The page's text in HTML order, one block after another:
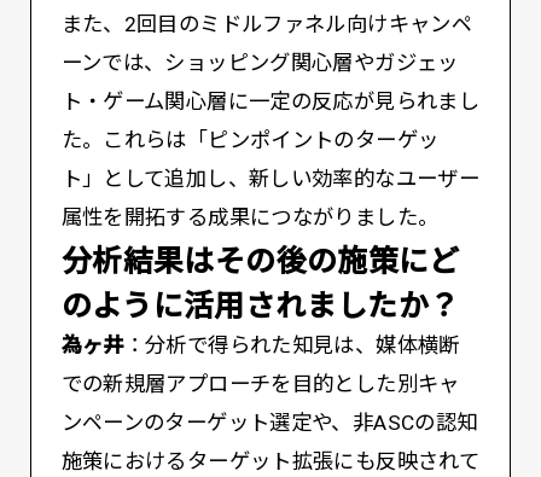
また、2回目のミドルファネル向けキャンペ
ーンでは、ショッピング関心層やガジェッ
ト・ゲーム関心層に一定の反応が見られまし
た。これらは「ピンポイントのターゲッ
ト」として追加し、新しい効率的なユーザー
属性を開拓する成果につながりました。
――分析結果はその後の施策にど
のように活用されましたか？
為ヶ井：分析で得られた知見は、媒体横断
での新規層アプローチを目的とした別キャ
ンペーンのターゲット選定や、非ASCの認知
施策におけるターゲット拡張にも反映されて